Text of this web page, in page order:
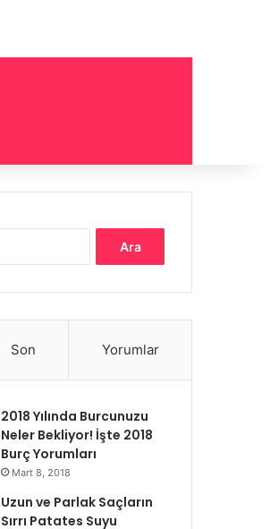
Son Yorumlar
2018 Yılında Burcunuzu
Neler Bekliyor! İşte 2018
Burç Yorumları
Mart 8, 2018
Uzun ve Parlak Saçların
Sırrı Patates Suyu